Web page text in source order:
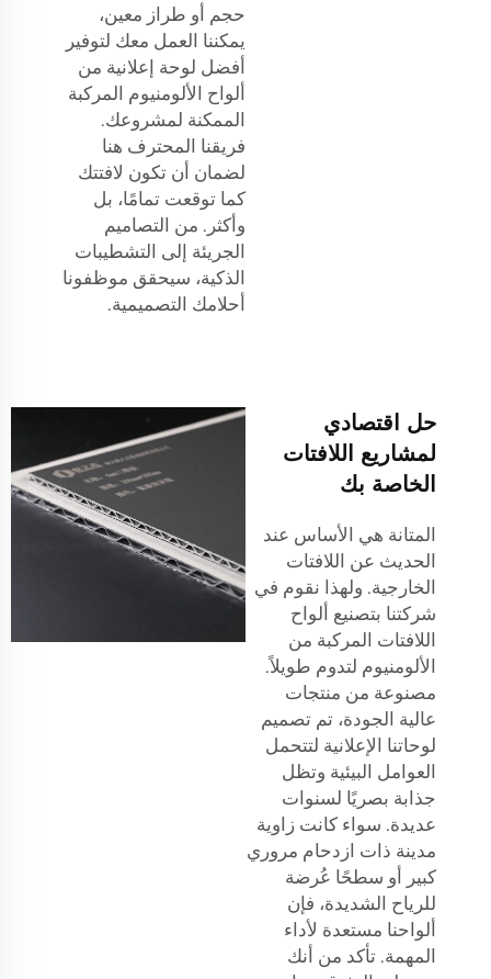
حجم أو طراز معين،
يمكننا العمل معك لتوفير
أفضل لوحة إعلانية من
ألواح الألومنيوم المركبة
الممكنة لمشروعك.
فريقنا المحترف هنا
لضمان أن تكون لافتتك
كما توقعت تمامًا، بل
وأكثر. من التصاميم
الجريئة إلى التشطيبات
الذكية، سيحقق موظفونا
أحلامك التصميمية.
حل اقتصادي
لمشاريع اللافتات
الخاصة بك
المتانة هي الأساس عند
الحديث عن اللافتات
الخارجية. ولهذا نقوم في
شركتنا بتصنيع ألواح
اللافتات المركبة من
الألومنيوم لتدوم طويلاً.
مصنوعة من منتجات
عالية الجودة، تم تصميم
لوحاتنا الإعلانية لتتحمل
العوامل البيئية وتظل
جذابة بصريًا لسنوات
عديدة. سواء كانت زاوية
مدينة ذات ازدحام مروري
كبير أو سطحًا عُرضة
للرياح الشديدة، فإن
ألواحنا مستعدة لأداء
المهمة. تأكد من أنك